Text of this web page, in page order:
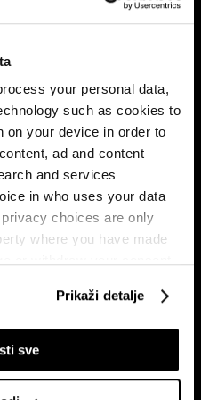
your personal data,
such as cookies to
on your device in order to
ad and content
and services
in who uses your data
choices are only
where you have made
to:
your geographical
Prikaži detalje
sve
Meta postaje
carstvo
rat prije kraja mandata